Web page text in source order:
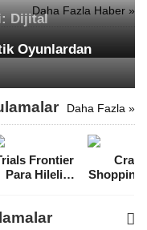
Daha Fazla Haber »
Dijital
Oyunlardan
Daha Fazla »
Frontier
Para Hileli
Crazy
Shopping